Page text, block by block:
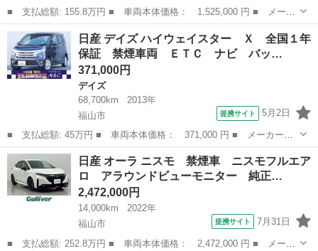
■ 支払総額: 155.8万円 ■ 車両本体価格： 1,525,000 円 ■ メーカ
ー名： 日産 ■ 車種名： ルークス ■ グレード名： ハイウェイ
スター Ｇターボ 禁煙車 純正９インチナビ アラウンドビューモ
ニター ...
広島 福山市 その他
日産 デイズ ハイウェイスター Ｘ 全国１年
保証 禁煙車両 ＥＴＣ ナビ バッ…
371,000円
デイズ
68,700km
2013年
福山市
提携サイト 5月2日
■ 支払総額: 45万円 ■ 車両本体価格： 371,000 円 ■ メーカー
名： 日産 ■ 車種名： デイズ ■ グレード名： ハイウェイスタ
ー Ｘ 全国１年保証 禁煙車両 ＥＴＣ ナビ バックカメラ Ｄ
ＶＤ 音楽録音 ...
広島 福山市 デイズ
日産 オーラ ニスモ 禁煙車 ニスモフルエア
ロ アラウンドビューモニター 純正…
2,472,000円
14,000km
2022年
福山市
提携サイト 7月31日
■ 支払総額: 252.8万円 ■ 車両本体価格： 2,472,000 円 ■ メーカ